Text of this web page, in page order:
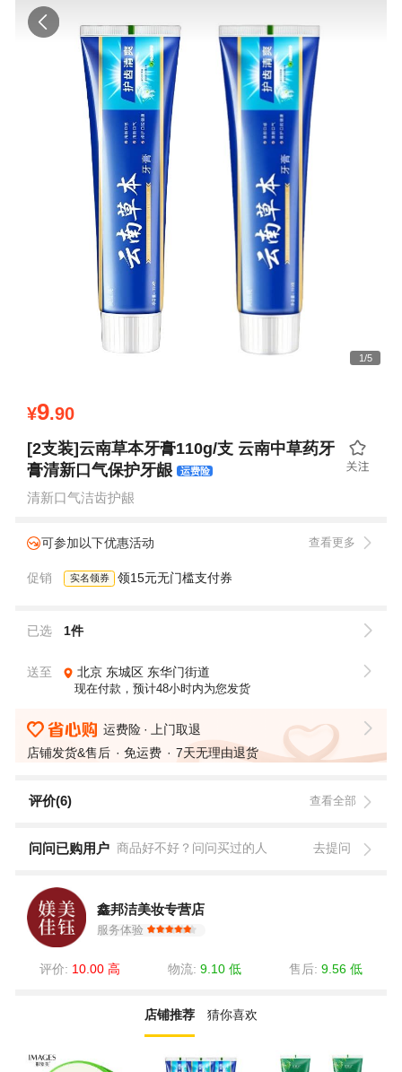
1/5
¥9.90
[2支装]云南草本牙膏110g/支 云南中草药牙
膏清新口气保护牙龈 运费险
清新口气洁齿护龈
可参加以下优惠活动 查看更多
促销 实名领券 领15元无门槛支付券
已选 1件
送至 北京 东城区 东华门街道
现在付款，预计48小时内为您发货
运费险
上门取退
店铺发货&售后
免运费 7天无理由退货
评价(6) 查看全部
问问已购用户 商品好不好？问问买过的人 去提问
鑫邦洁美妆专营店
服务体验
评价: 10.00 高 物流: 9.10 低 售后:9.56 低
店铺推荐 猜你喜欢